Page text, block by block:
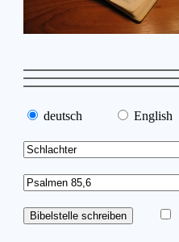
deutsch English